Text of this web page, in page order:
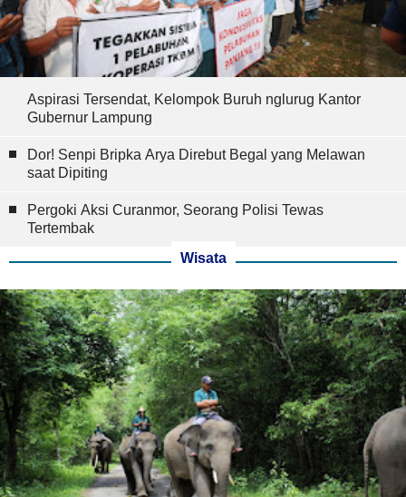
Aspirasi Tersendat, Kelompok Buruh nglurug Kantor
Gubernur Lampung
Dor! Senpi Bripka Arya Direbut Begal yang Melawan
saat Dipiting
Pergoki Aksi Curanmor, Seorang Polisi Tewas
Tertembak
Wisata